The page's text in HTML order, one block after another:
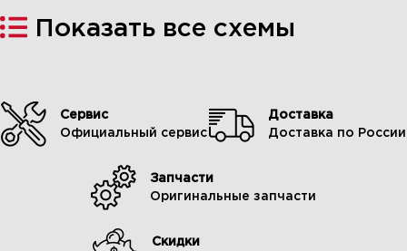
2 Регулятор, пружина
регулятора, зажигание,
0124-H8
Показать все схемы
Сервис
Официальный сервис
Доставка
Доставка по России
Запчасти
Оригинальные запчасти
Скидки